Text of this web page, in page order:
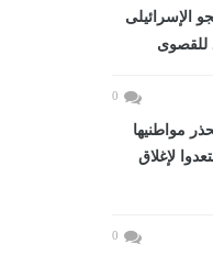
الإسرائيلى
للقصوى
0
مواطنيها
لإغلاق
0